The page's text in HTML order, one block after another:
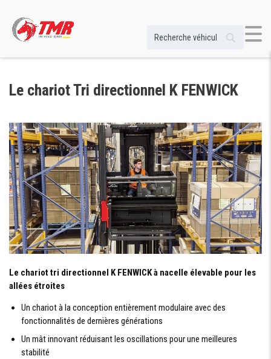
Le chariot Tri directionnel K FENWICK
Le chariot tri directionnel K FENWICK à nacelle élevable pour les
allées étroites
Un chariot à la conception entièrement modulaire avec des
fonctionnalités de dernières générations
Un mât innovant réduisant les oscillations pour une meilleures
stabilité